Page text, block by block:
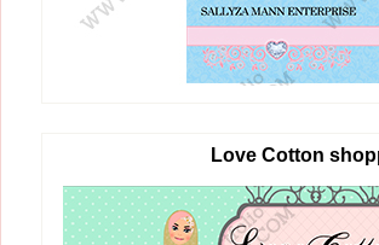
Love Cotton